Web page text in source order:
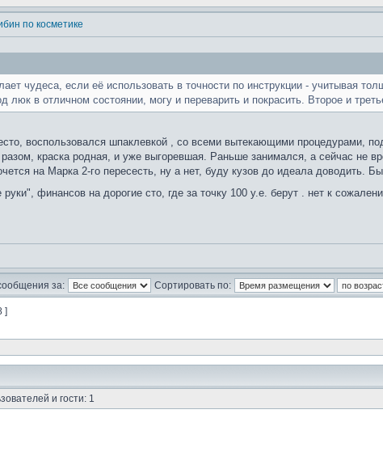
по косметике
чудеса, если её использовать в точности по инструкции - учитывая
люк в отличном состоянии, могу и переварить и покрасить. Второе и
воспользовался шпаклевкой , со всеми вытекающими процедурами,
краска родная, и уже выгоревшая. Раньше занимался, а сейчас не
на Марка 2-го пересесть, ну а нет, буду кузов до идеала
финансов на дорогие сто, где за точку 100 у.е. берут . нет к
за: Сортировать по:
]
и гости: 1